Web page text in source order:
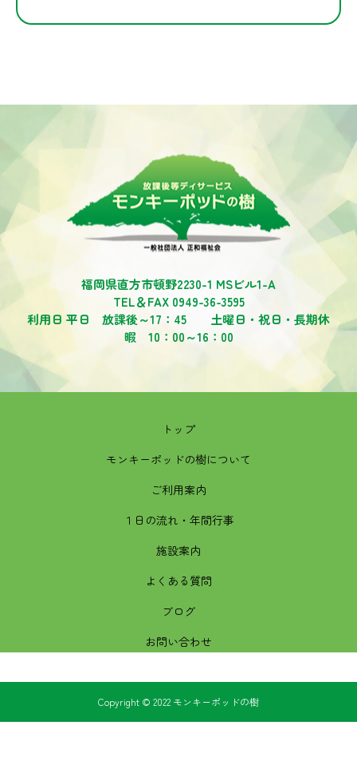
福岡県直方市頓野2230-1 MSビル1-A
TEL＆FAX 0949-36-3595
利用日 平日 放課後～17：45 土曜日・祝日・長期休
暇 10：00～16：00
トップ
モンキーポッドの樹について
ご利用案内
１日の流れ・年間行事
施設案内
よくある質問
ブログ
お問い合わせ
Copyright © 2022 モンキーポッドの樹